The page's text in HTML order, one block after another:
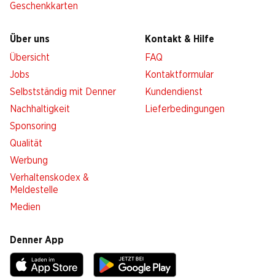
Geschenkkarten
Über uns
Übersicht
Jobs
Selbstständig mit Denner
Nachhaltigkeit
Sponsoring
Qualität
Werbung
Verhaltenskodex &
Meldestelle
Medien
Kontakt & Hilfe
FAQ
Kontaktformular
Kundendienst
Lieferbedingungen
Denner App